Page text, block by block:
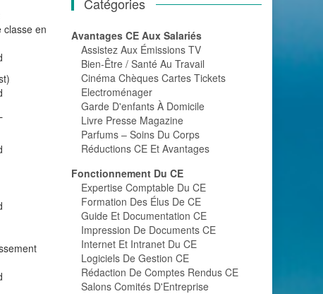
classe en
Avantages CE Aux Salariés
Assistez Aux Émissions TV
Bien-Être / Santé Au Travail
Cinéma Chèques Cartes Tickets
Electroménager
Garde D'enfants À Domicile
Livre Presse Magazine
Parfums – Soins Du Corps
Réductions CE Et Avantages
Fonctionnement Du CE
Expertise Comptable Du CE
Formation Des Élus De CE
Guide Et Documentation CE
Impression De Documents CE
Internet Et Intranet Du CE
Logiciels De Gestion CE
Rédaction De Comptes Rendus CE
Salons Comités D'Entreprise